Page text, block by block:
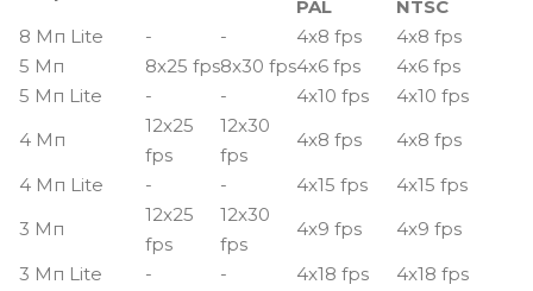
PAL
NTSC
8 Мп Lite
- - 4x8 fps
4x8 fps
5 Мп
8x25 fps8x30 fps4x6 fps
4x6 fps
5 Мп Lite
- - 4x10 fps
4x10 fps
4 Мп
12x25
fps
12x30
fps
4x8 fps
4x8 fps
4 Мп Lite
- - 4x15 fps
4x15 fps
3 Мп
12x25
fps
12x30
fps
4x9 fps
4x9 fps
3 Мп Lite
- - 4x18 fps
4x18 fps